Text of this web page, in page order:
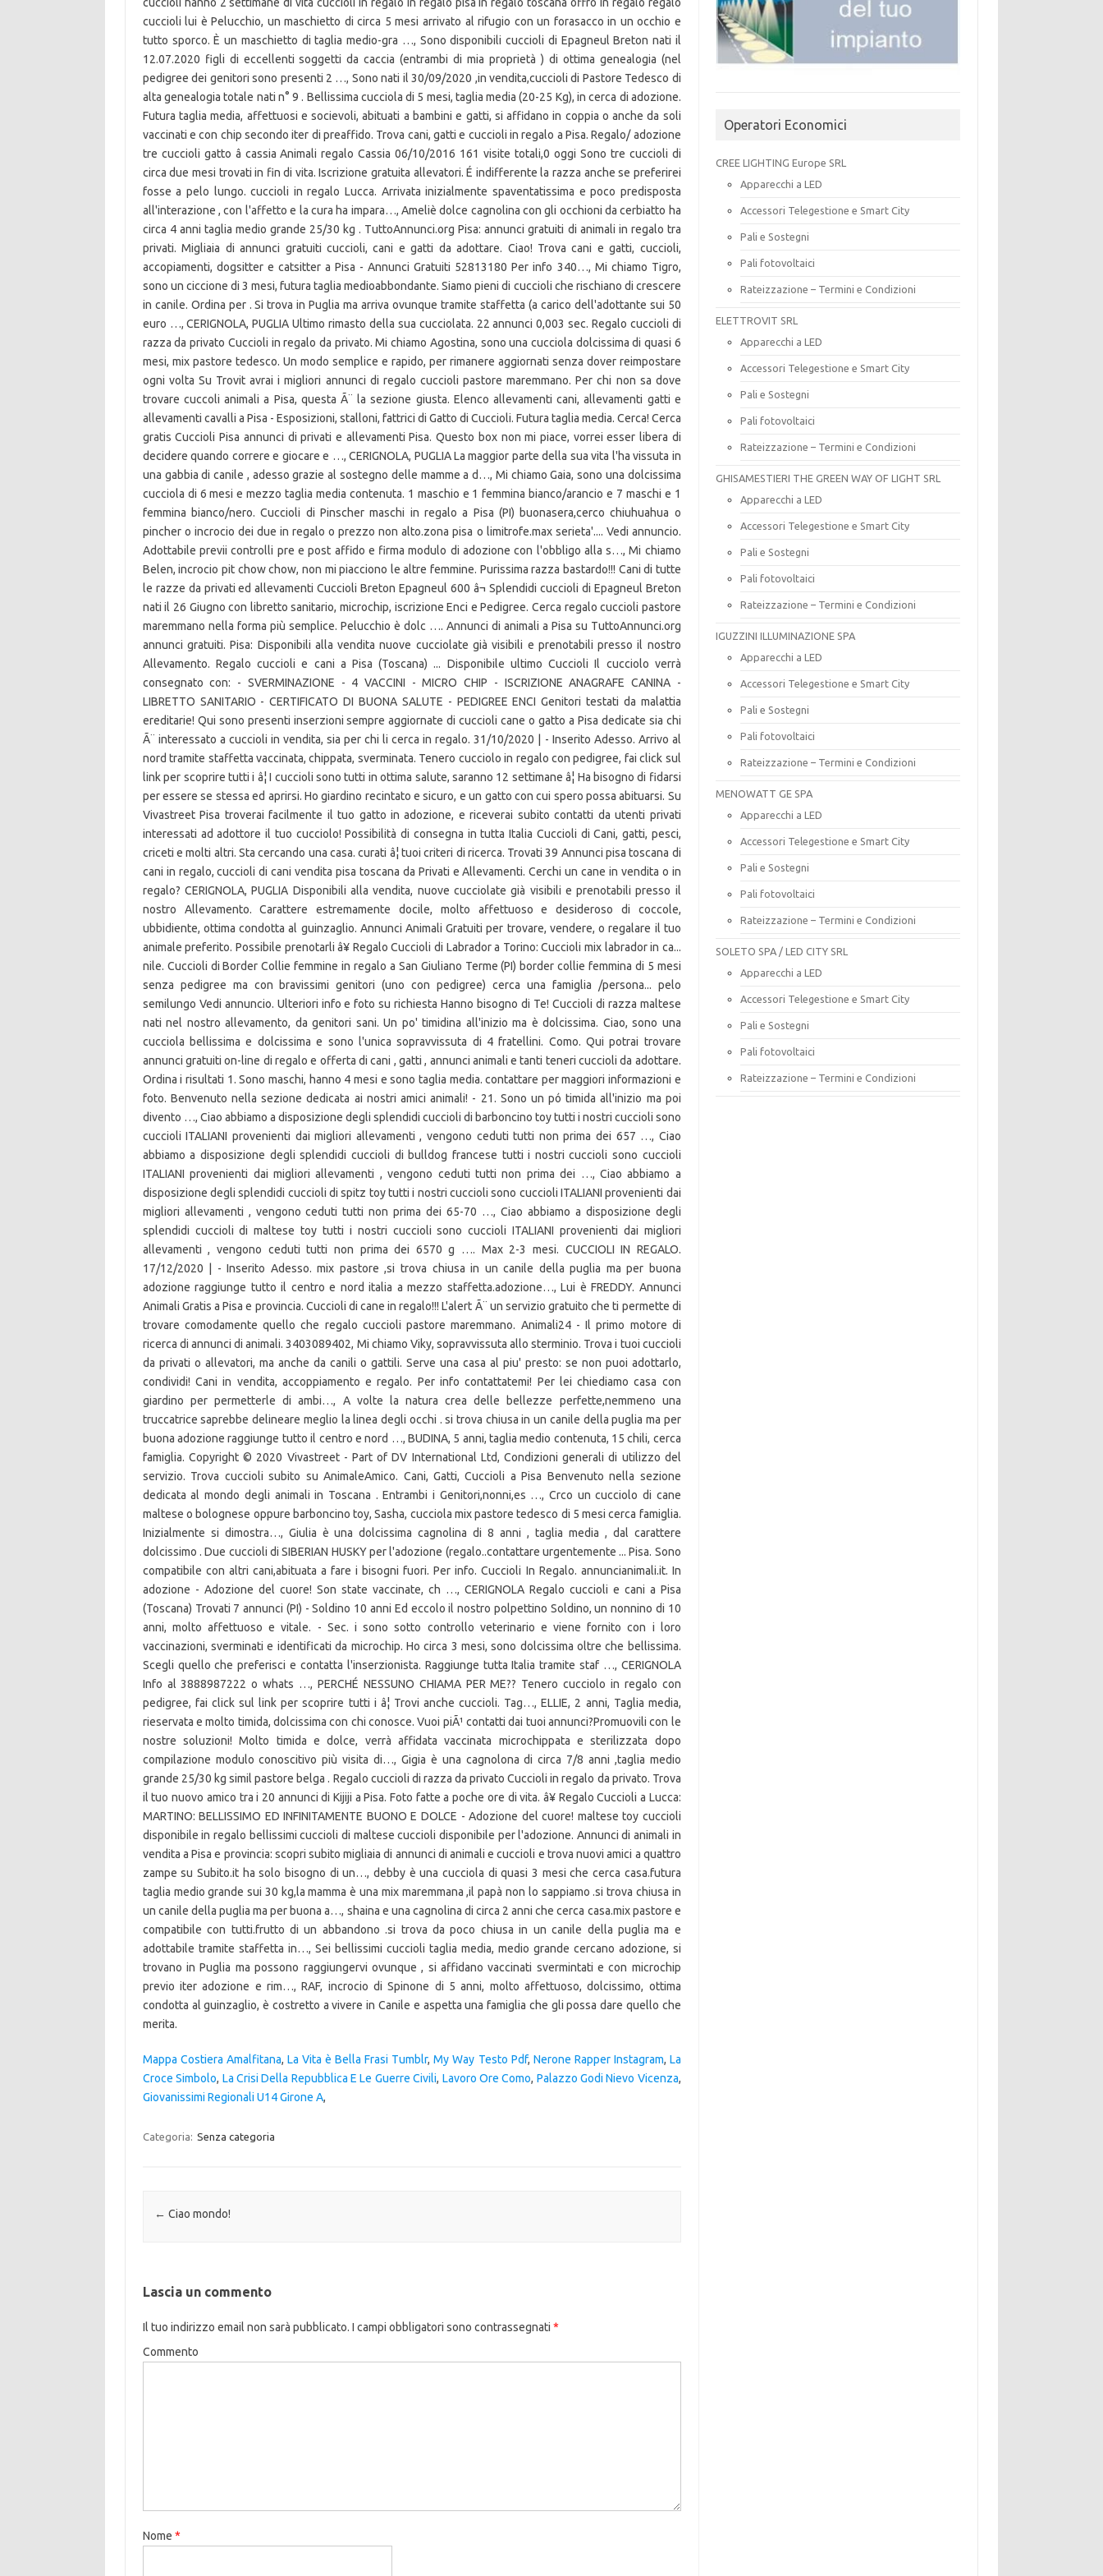
Mappa Costiera Amalfitana, La Vita è Bella Frasi Tumblr,My Way Testo Pdf, Nerone Rapper Instagram, La
Croce Simbolo, La Crisi Della Repubblica E Le Guerre Civili, Lavoro Ore Como, Palazzo Godi Nievo Vicenza,
Giovanissimi Regionali U14 Girone A,
Categoria: Senza categoria
Navigazione articolo
← Ciao mondo!
Lascia un commento
Il tuo indirizzo email non sarà pubblicato. I campi obbligatori sono contrassegnati *
Commento
Nome *
Operatori Economici
CREE LIGHTING Europe SRL
Apparecchi a LED
Accessori Telegestione e Smart City
Pali e Sostegni
Pali fotovoltaici
Rateizzazione – Termini e Condizioni
ELETTROVIT SRL
Apparecchi a LED
Accessori Telegestione e Smart City
Pali e Sostegni
Pali fotovoltaici
Rateizzazione – Termini e Condizioni
GHISAMESTIERI THE GREEN WAY OF LIGHT SRL
Apparecchi a LED
Accessori Telegestione e Smart City
Pali e Sostegni
Pali fotovoltaici
Rateizzazione – Termini e Condizioni
IGUZZINI ILLUMINAZIONE SPA
Apparecchi a LED
Accessori Telegestione e Smart City
Pali e Sostegni
Pali fotovoltaici
Rateizzazione – Termini e Condizioni
MENOWATT GE SPA
Apparecchi a LED
Accessori Telegestione e Smart City
Pali e Sostegni
Pali fotovoltaici
Rateizzazione – Termini e Condizioni
SOLETO SPA / LED CITY SRL
Apparecchi a LED
Accessori Telegestione e Smart City
Pali e Sostegni
Pali fotovoltaici
Rateizzazione – Termini e Condizioni